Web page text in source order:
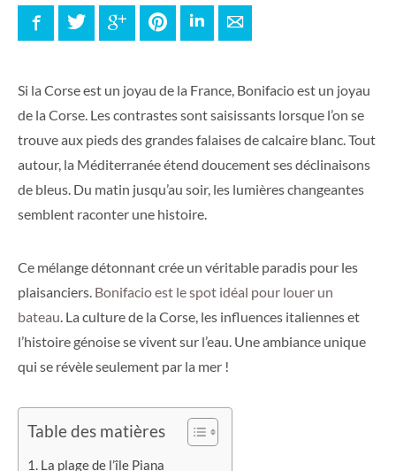
FacebookTwitter Google+ PinterestLinkedInE-mail
Si la Corse est un joyau de la France, Bonifacio est un joyau
de la Corse. Les contrastes sont saisissants lorsque l’on se
trouve aux pieds des grandes falaises de calcaire blanc. Tout
autour, la Méditerranée étend doucement ses déclinaisons
de bleus. Du matin jusqu’au soir, les lumières changeantes
semblent raconter une histoire.
Ce mélange détonnant crée un véritable paradis pour les
plaisanciers. Bonifacio est le spot idéal pour louer un
bateau. La culture de la Corse, les influences italiennes et
l’histoire génoise se vivent sur l’eau. Une ambiance unique
qui se révèle seulement par la mer !
Table des matières
La plage de l’île Piana